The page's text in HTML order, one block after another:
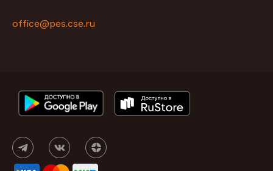
office@pes.cse.ru